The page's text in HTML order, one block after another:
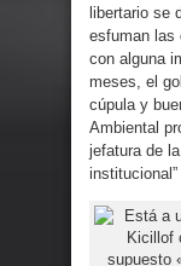
libertario se
esfuman las
con alguna
meses, el
cúpula y
Ambiental
jefatura de